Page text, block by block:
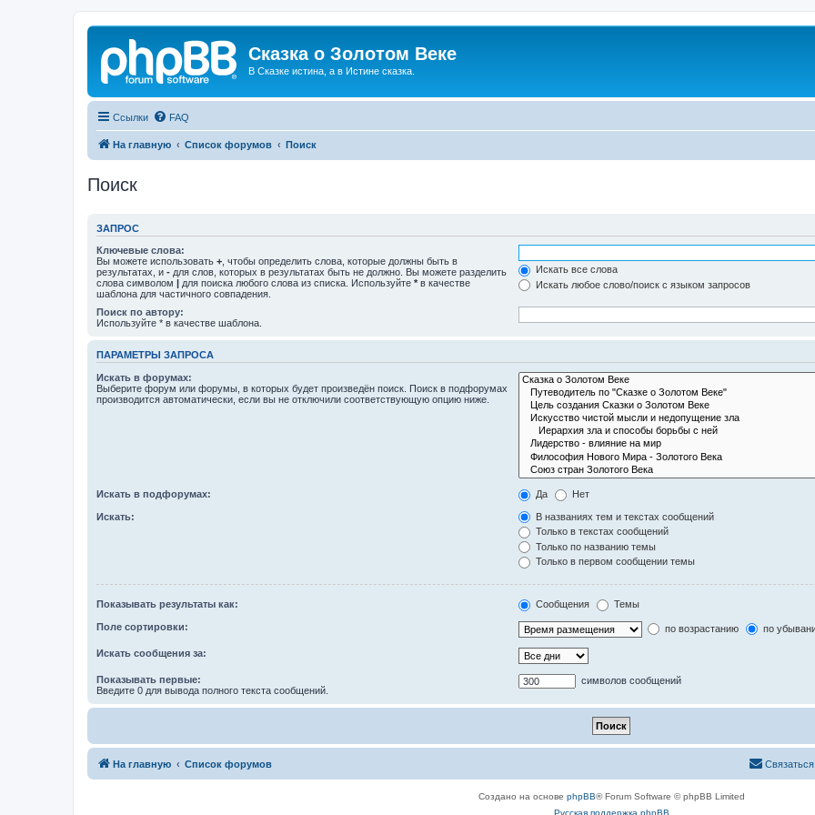
Сказка о Золотом Веке
В Сказке истина, а в Истине сказка.
Ссылки FAQ
На главную Список форумов Поиск
Поиск
ЗАПРОС
Ключевые слова:
Вы можете использовать + , чтобы определить слова, которые должны быть в
результатах, и - для слов, которых в результатах быть не должно. Вы можете разделить
слова символом | для поиска любого слова из списка. Используйте * в качестве
шаблона для частичного совпадения.
Искать все слова
Искать любое слово/поиск с языком запросов
Поиск по автору:
Используйте * в качестве шаблона.
ПАРАМЕТРЫ ЗАПРОСА
Искать в форумах:
Выберите форум или форумы, в которых будет произведён поиск. Поиск в подфорумах
производится автоматически, если вы не отключили соответствующую опцию ниже.
Искать в подфорумах: Да Нет
Искать:
В названиях тем и текстах сообщений
Только в текстах сообщений
Только по названию темы
Только в первом сообщении темы
Показывать результаты как: Сообщения Темы
Поле сортировки: по возрастанию по
Искать сообщения за:
Показывать первые:
Введите 0 для вывода полного текста сообщений.
символов сообщений
На главную Список форумов
Создано на основе phpBB® Forum Software © phpBB Limited
Русская поддержка phpBB